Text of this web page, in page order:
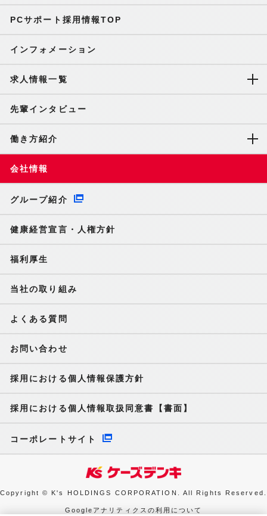
PCサポート採用情報TOP
インフォメーション
求人情報一覧
先輩インタビュー
働き方紹介
会社情報
グループ紹介
健康経営宣言・人権方針
福利厚生
当社の取り組み
よくある質問
お問い合わせ
採用における個人情報保護方針
採用における個人情報取扱同意書【書面】
コーポレートサイト
Copyright © K's HOLDINGS CORPORATION. All Rights Reserved.
Googleアナリティクスの利用について